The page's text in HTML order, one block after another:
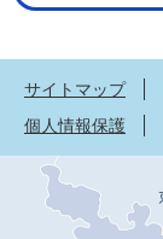
サイトマップ
個人情報保護